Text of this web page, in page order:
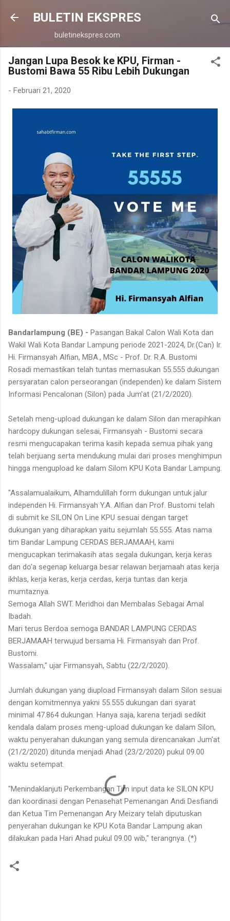
Langsung ke konten utama
BULETIN EKSPRES
buletinekspres.com
Jangan Lupa Besok ke KPU, Firman -
Bustomi Bawa 55 Ribu Lebih Dukungan
- Februari 21, 2020
Bandarlampung (BE) - Pasangan Bakal Calon Wali Kota dan
Wakil Wali Kota Bandar Lampung periode 2021-2024, Dr.(Can) Ir.
Hi. Firmansyah Alfian, MBA., MSc - Prof. Dr. R.A. Bustomi
Rosadi memastikan telah tuntas memasukan 55.555 dukungan
persyaratan calon perseorangan (independen) ke dalam Sistem
Informasi Pencalonan (Silon) pada Jum'at (21/2/2020).
Setelah meng-upload dukungan ke dalam Silon dan merapihkan
hardcopy dukungan selesai, Firmansyah - Bustomi secara
resmi mengucapakan terima kasih kepada semua pihak yang
telah berjuang serta mendukung mulai dari proses menghimpun
hingga mengupload ke dalam Silom KPU Kota Bandar Lampung.
"Assalamualaikum, Alhamdulillah form dukungan untuk jalur
independen Hi. Firmansyah Y.A. Alfian dan Prof. Bustomi telah
di submit ke SILON On Line KPU sesuai dengan target
dukungan yang diharapkan yaitu sejumlah 55.555. Atas nama
tim Bandar Lampung CERDAS BERJAMAAH, kami
mengucapkan terimakasih atas segala dukungan, kerja keras
dan do'a segenap keluarga besar relawan berjamaah atas kerja
ikhlas, kerja keras, kerja cerdas, kerja tuntas dan kerja
mumtaznya.
Semoga Allah SWT. Meridhoi dan Membalas Sebagai Amal
Ibadah.
Mari terus Berdoa semoga BANDAR LAMPUNG CERDAS
BERJAMAAH terwujud bersama Hi. Firmansyah dan Prof.
Bustomi.
Wassalam," ujar Firmansyah, Sabtu (22/2/2020).
Jumlah dukungan yang diupload Firmansyah dalam Silon sesuai
dengan komitmennya yakni 55.555 dukungan dari syarat
minimal 47.864 dukungan. Hanya saja, karena terjadi sedikit
kendala dalam proses meng-upload dukungan ke dalam Silon,
waktu penyerahan dukungan yang semula direncanakan Jum'at
(21/2/2020) ditunda menjadi Ahad (23/2/2020) pukul 09.00
waktu setempat.
"Menindaklanjuti Perkembangan Tim input data ke SILON KPU
dan koordinasi dengan Penasehat Pemenangan Andi Desfiandi
dan Ketua Tim Pemenangan Ary Meizary telah diputuskan
penyerahan dukungan ke KPU Kota Bandar Lampung akan
dilakukan pada Hari Ahad pukul 09.00 wib," terangnya. (*)